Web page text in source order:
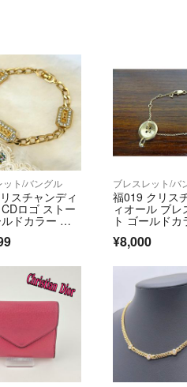
ット/バングル
スチャンディ
ロゴ ストー
ドカラー ブ
ト Christian Di
ブレスレット/バ
福019 クリス
ィオール ブレ
ト ゴールドカ
¥8,000